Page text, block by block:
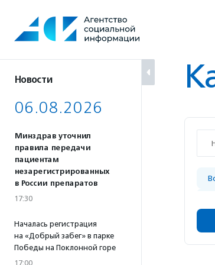
содержанию
Новости
06.08.2026
Минздрав уточнил
правила передачи
пациентам
незарегистрированных
в России препаратов
17:30
Началась регистрация
на «Добрый забег» в парке
Победы на Поклонной горе
17:00